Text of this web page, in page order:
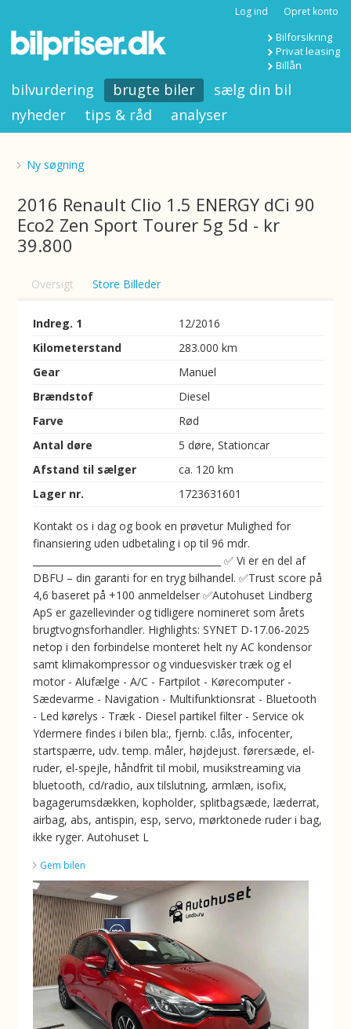
Log ind Opret konto
Bilforsikring
Privat leasing
Billån
bilvurdering brugte biler
sælg din bil
nyheder
tips & råd analyser
Ny søgning
2016 Renault Clio 1.5 ENERGY dCi 90
Eco2 Zen Sport Tourer 5g 5d - kr
39.800
Oversigt Store Billeder
Indreg. 1
12/2016
Kilometerstand
283.000 km
Gear
Manuel
Brændstof
Diesel
Farve
Rød
Antal døre
5 døre, Stationcar
Afstand til sælger
ca. 120 km
Lager nr.
1723631601
Kontakt os i dag og book en prøvetur Mulighed for
finansiering uden udbetaling i op til 96 mdr.
________________________________________ ✅ Vi er en del af
DBFU – din garanti for en tryg bilhandel. ✅Trust score på
4,6 baseret på +100 anmeldelser ✅Autohuset Lindberg
ApS er gazellevinder og tidligere nomineret som årets
brugtvognsforhandler. Highlights: SYNET D-17.06-2025
netop i den forbindelse monteret helt ny AC kondensor
samt klimakompressor og vinduesvisker træk og el
motor - Alufælge - A/C - Fartpilot - Kørecomputer -
Sædevarme - Navigation - Multifunktionsrat - Bluetooth
- Led kørelys - Træk - Diesel partikel filter - Service ok
Ydermere findes i bilen bla:, fjernb. c.lås, infocenter,
startspærre, udv. temp. måler, højdejust. førersæde, el-
ruder, el-spejle, håndfrit til mobil, musikstreaming via
bluetooth, cd/radio, aux tilslutning, armlæn, isofix,
bagagerumsdækken, kopholder, splitbagsæde, læderrat,
airbag, abs, antispin, esp, servo, mørktonede ruder i bag,
ikke ryger. Autohuset L
Gem bilen